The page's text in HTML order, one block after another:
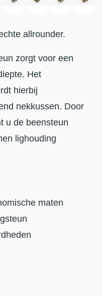
allrounder.
zorgt voor een
Het
hierbij
nekkussen. Door
u de beensteun
lighouding
maten